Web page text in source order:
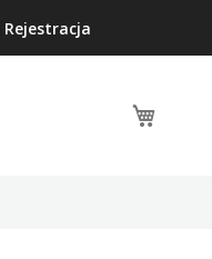
Rejestracja